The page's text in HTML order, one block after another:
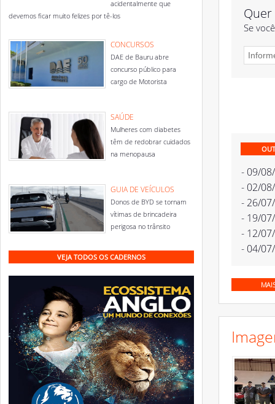
acidentalmente que
devemos ficar muito felizes por tê-los
CONCURSOS
DAE de Bauru abre
concurso público para
cargo de Motorista
SAÚDE
Mulheres com diabetes
têm de redobrar cuidados
na menopausa
GUIA DE VEÍCULOS
Donos de BYD se tornam
vítimas de brincadeira
perigosa no trânsito
VEJA TODOS OS CADERNOS
Se
- 09/
- 02/
- 26/
- 19/
- 12/
- 04/